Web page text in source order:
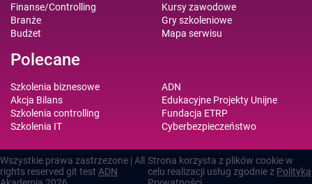
Finanse/Controlling
Branże
Budżet
Kursy zawodowe
Gry szkoleniowe
Mapa serwisu
Polecane
Szkolenia biznesowe
Akcja Bilans
Szkolenia controlling
Szkolenia IT
ADN
Edukacyjne Projekty Unijne
Fundacja ETRP
Cyberbezpieczeństwo
Wszystkie prawa zastrzezone | All
rights reserved git test ADN
Strona korzysta z plików cookie w
celu realizacji usług zgodnie z Polityką